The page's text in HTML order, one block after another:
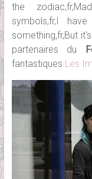
the
symbols,fr,I
something,fr,But
partenaires du
fantastiques Les